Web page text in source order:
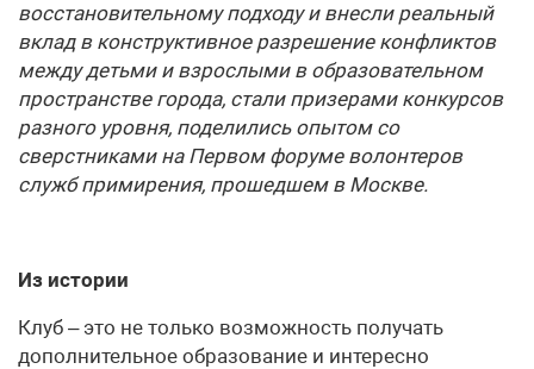
восстановительному подходу и внесли реальный
вклад в конструктивное разрешение конфликтов
между детьми и взрослыми в образовательном
пространстве города, стали призерами конкурсов
разного уровня, поделились опытом со
сверстниками на Первом форуме волонтеров
служб примирения, прошедшем в Москве.
Из истории
Клуб – это не только возможность получать
дополнительное образование и интересно